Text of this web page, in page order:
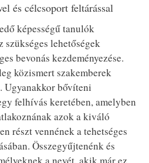
és célcsoport feltárással
képességű tanulók
lehetőségek
bevonás kezdeményezése.
közismert szakemberek
Ugyanakkor bővíteni
felhívás keretében, amelyben
azok a kiváló
részt vennének a tehetséges
Összegyűjtenénk és